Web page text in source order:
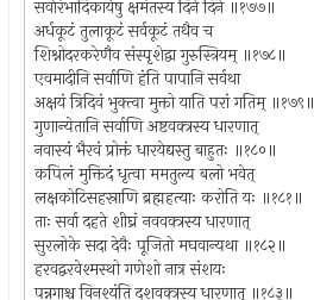
सर्वारंभादिकार्येषु क्षमंतस्य दिने दिने ॥१७७॥
अर्धकूटं तुलाकूटं सर्वकूटं तथैव च
शिश्नोदरकरेणैव संस्पृशेद्वा गुरुस्त्रियम् ॥१७८॥
एवमादीनि सर्वाणि हंति पापानि सर्वथा
अक्षयं त्रिदिवं भुक्त्वा मुक्तो याति परां गतिम् ॥१७९॥
गुणान्येतानि सर्वाणि अष्टवक्त्रस्य धारणात्
नवास्यं भैरवं प्रोक्तं धारयेद्यस्तु बाहुतः ॥१८०॥
कपिलं मुक्तिदं धृत्वा ममतुल्य बलो भवेत्
लक्षकोटिसहस्राणि ब्रह्महत्याः करोति यः ॥१८१॥
ताः सर्वा दहते शीघ्रं नववक्त्रस्य धारणात्
सुरलोके सदा देवैः पूजितो मघवान्यथा ॥१८२॥
हरवद्वरवेश्मस्थो गणेशो नात्र संशयः
पन्नगाश्च विनश्यंति दशवक्त्रस्य धारणात् ॥१८३॥